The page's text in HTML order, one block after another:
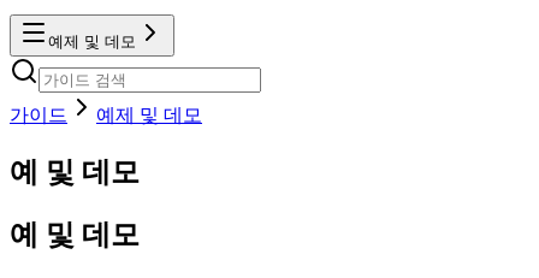
예제 및 데모
가이드 예제 및 데모
예 및 데모
예 및 데모